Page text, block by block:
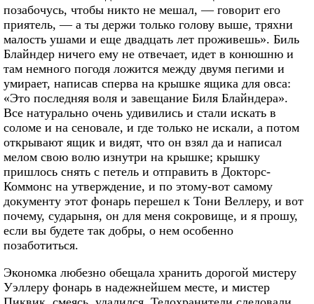
позабочусь, чтобы никто не мешал, — говорит его
приятель, — а ты держи только голову выше, тряхни
малость ушами и еще двадцать лет проживешь». Биль
Блайндер ничего ему не отвечает, идет в конюшню и
там немного погодя ложится между двумя пегими и
умирает, написав сперва на крышке ящика для овса:
«Это последняя воля и завещание Биля Блайндера».
Все натурально очень удивились и стали искать в
соломе и на сеновале, и где только не искали, а потом
открывают ящик и видят, что он взял да и написал
мелом свою волю изнутри на крышке; крышку
пришлось снять с петель и отправить в Докторс-
Коммонс на утверждение, и по этому-вот самому
документу этот фонарь перешел к Тони Веллеру, и вот
почему, сударыня, он для меня сокровище, и я прошу,
если вы будете так добры, о нем особенно
позаботиться.
Экономка любезно обещала хранить дорогой мистеру
Уэллеру фонарь в надежнейшем месте, и мистер